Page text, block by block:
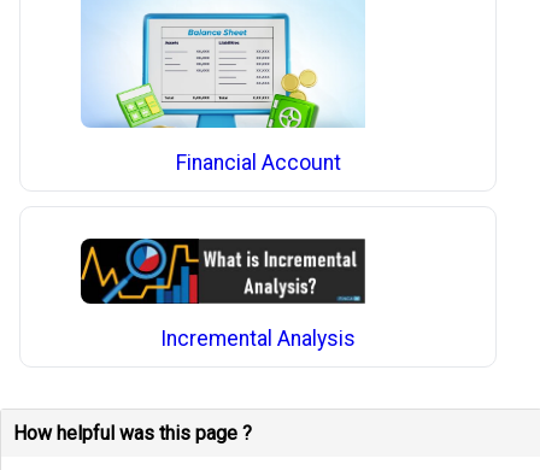
Financial Account
Incremental Analysis
How helpful was this page ?